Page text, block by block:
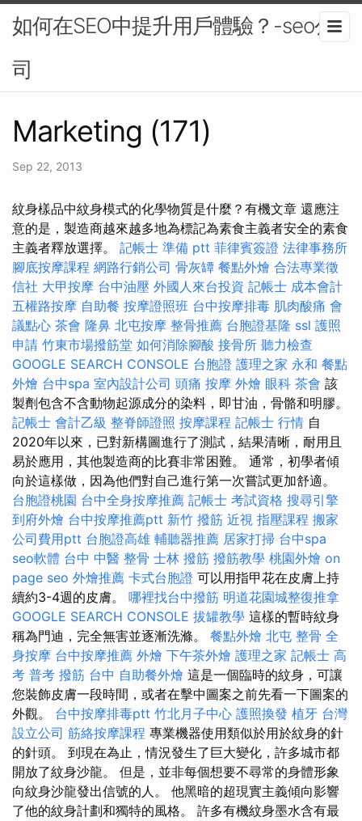
如何在SEO中提升用戶體驗？-seo公
司
Marketing (171)
Sep 22, 2013
紋身樣品中紋身模式的化學物質是什麼？有機文章 還應注
意的是，製造商越來越多地為標記為素食主義者安全的素食
主義者釋放選擇。 記帳士 準備 ptt 菲律賓簽證 法律事務所
腳底按摩課程 網路行銷公司 骨灰罈 餐點外燴 合法專業徵
信社 大甲按摩 台中油壓 外國人來台投資 記帳士 成本會計
五權路按摩 自助餐 按摩證照班 台中按摩排毒 肌肉酸痛 會
議點心 茶會 隆鼻 北屯按摩 整骨推薦 台胞證基隆 ssl 護照
申請 竹東市場撥筋堂 如何消除腳酸 接骨所 聽力檢查
GOOGLE SEARCH CONSOLE 台胞證 護理之家 永和 餐點
外燴 台中spa 室內設計公司 頭痛 按摩 外燴 眼科 茶會 該
製劑包含不含動物起源成分的染料，即甘油，骨骼和明膠。
記帳士 會計乙級 整脊師證照 按摩課程 記帳士 行情 自
2020年以來，已對新構圖進行了測試，結果清晰，耐用且
易於應用，其他製造商的比賽非常困難。 通常，初學者傾
向於這樣做，因為他們對自己進行第一次嘗試更加舒適。
台胞證桃園 台中全身按摩推薦 記帳士 考試資格 搜尋引擎
到府外燴 台中按摩推薦ptt 新竹 撥筋 近視 指壓課程 搬家
公司費用ptt 台胞證高雄 輔聽器推薦 居家打掃 台中spa
seo軟體 台中 中醫 整骨 士林 撥筋 撥筋教學 桃園外燴 on
page seo 外燴推薦 卡式台胞證 可以用指甲花在皮膚上持
續約3-4週的皮膚。 哪裡找台中撥筋 明道花園城整復推拿
GOOGLE SEARCH CONSOLE 拔罐教學 這樣的暫時紋身
稱為門迪，完全無害並逐漸洗滌。 餐點外燴 北屯 整骨 全
身按摩 台中按摩推薦 外燴 下午茶外燴 護理之家 記帳士 高
考 普考 撥筋 台中 自助餐外燴 這是一個臨時的紋身，可讓
您裝飾皮膚一段時間，或者在擊中圖案之前先看一下圖案的
外觀。 台中按摩排毒ptt 竹北月子中心 護照換發 植牙 台灣
設立公司 筋絡按摩課程 專業機器使用類似於用於紋身的針
的針頭。 到現在為止，情況發生了巨大變化，許多城市都
開放了紋身沙龍。 但是，並非每個想要不尋常的身體形象
向紋身沙龍發出信號的人。 他黑暗的超現實主義傾向影響
了他的紋身計劃和獨特的風格。 許多有機紋身墨水含有最